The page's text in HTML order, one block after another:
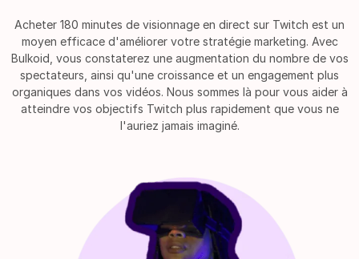
Acheter 180 minutes de visionnage en direct sur Twitch est un
moyen efficace d'améliorer votre stratégie marketing. Avec
Bulkoid, vous constaterez une augmentation du nombre de vos
spectateurs, ainsi qu'une croissance et un engagement plus
organiques dans vos vidéos. Nous sommes là pour vous aider à
atteindre vos objectifs Twitch plus rapidement que vous ne
l'auriez jamais imaginé.